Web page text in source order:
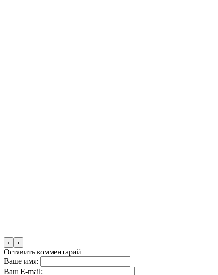
‹ ›
Оставить комментарий
Ваше имя:
Ваш E-mail: